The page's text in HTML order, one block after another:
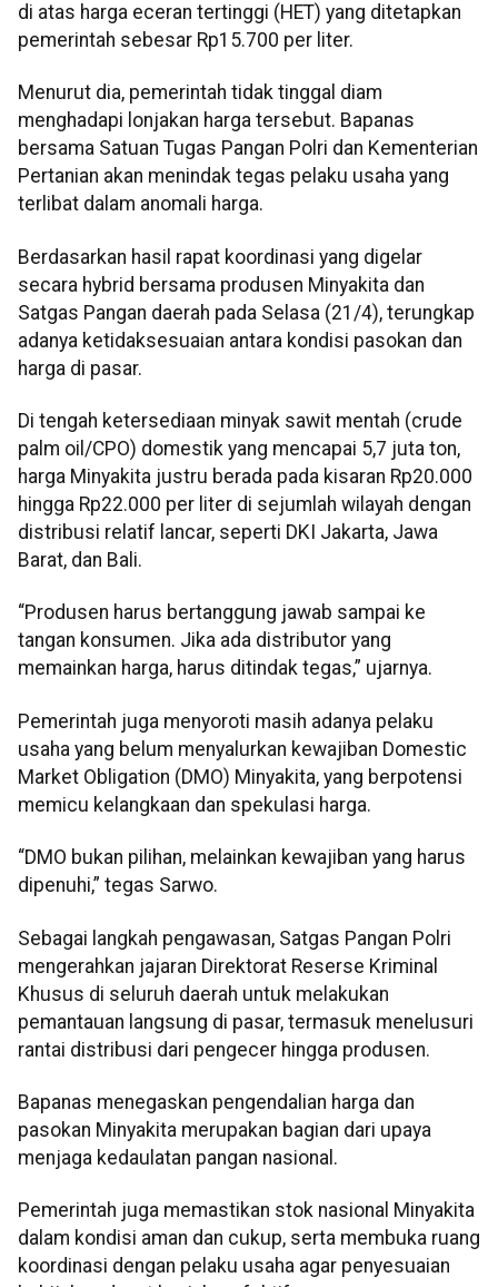
di atas harga eceran tertinggi (HET) yang ditetapkan
pemerintah sebesar Rp15.700 per liter.
Menurut dia, pemerintah tidak tinggal diam
menghadapi lonjakan harga tersebut. Bapanas
bersama Satuan Tugas Pangan Polri dan Kementerian
Pertanian akan menindak tegas pelaku usaha yang
terlibat dalam anomali harga.
Berdasarkan hasil rapat koordinasi yang digelar
secara hybrid bersama produsen Minyakita dan
Satgas Pangan daerah pada Selasa (21/4), terungkap
adanya ketidaksesuaian antara kondisi pasokan dan
harga di pasar.
Di tengah ketersediaan minyak sawit mentah (crude
palm oil/CPO) domestik yang mencapai 5,7 juta ton,
harga Minyakita justru berada pada kisaran Rp20.000
hingga Rp22.000 per liter di sejumlah wilayah dengan
distribusi relatif lancar, seperti DKI Jakarta, Jawa
Barat, dan Bali.
“Produsen harus bertanggung jawab sampai ke
tangan konsumen. Jika ada distributor yang
memainkan harga, harus ditindak tegas,” ujarnya.
Pemerintah juga menyoroti masih adanya pelaku
usaha yang belum menyalurkan kewajiban Domestic
Market Obligation (DMO) Minyakita, yang berpotensi
memicu kelangkaan dan spekulasi harga.
“DMO bukan pilihan, melainkan kewajiban yang harus
dipenuhi,” tegas Sarwo.
Sebagai langkah pengawasan, Satgas Pangan Polri
mengerahkan jajaran Direktorat Reserse Kriminal
Khusus di seluruh daerah untuk melakukan
pemantauan langsung di pasar, termasuk menelusuri
rantai distribusi dari pengecer hingga produsen.
Bapanas menegaskan pengendalian harga dan
pasokan Minyakita merupakan bagian dari upaya
menjaga kedaulatan pangan nasional.
Pemerintah juga memastikan stok nasional Minyakita
dalam kondisi aman dan cukup, serta membuka ruang
koordinasi dengan pelaku usaha agar penyesuaian